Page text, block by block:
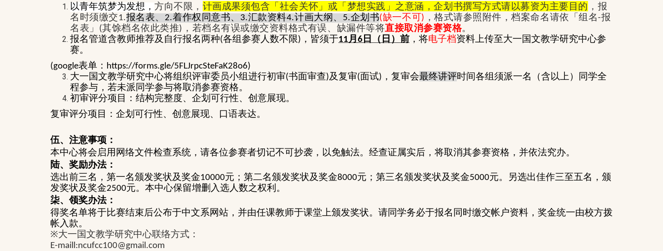
以青年筑梦为发想， 方向不限， 计画成果须包含「社会关怀」或「梦想实践」之意涵，企划书撰写方式请以募资为主要目的 ，报
名时须缴交1.报名表、2.着作权同意书、3.汇款资料4.计画大纲、5.企划书(缺一不可) ，格式请参照附件，档案命名请依「组名-报
名表」
(其馀档名依此类推) ，若档名有误或缴交资料格式有误、缺漏件等将直接取消参赛资格。
报名管道含教师推荐及自行报名两种(各组参赛人数不限) ，皆须于11 月 6 日（日）前 ，将电子档资料上传至大一国文教学研究中心参
赛。
(google表单： https://forms.gle/5FLJrpcSteFaK28o6)
大一国文教学研究中心将组织评审委员小组进行初审(书面审查)及复审(面试) ，复审会最终讲评时间各组须派一名（含以上）同学全
程参与，若未派同学参与将取消参赛资格。
初审评分项目：结构完整度、企划可行性、创意展现。
复审评分项目：企划可行性、创意展现、口语表达。
伍、注意事项：
本中心将会启用网络文件检查系统，请各位参赛者切记不可抄袭，以免触法。经查证属实后，将取消其参赛资格，并依法究办。
陆、奖励办法：
选出前三名，第一名颁发奖状及奖金10000元；第二名颁发奖状及奖金8000元；第三名颁发奖状及奖金5000元。另选出佳作三至五名，颁
发奖状及奖金2500元。本中心保留增删入选人数之权利。
柒、领奖办法：
得奖名单将于比赛结束后公布于中文系网站，并由任课教师于课堂上颁发奖状。请同学务必于报名同时缴交帐户资料，奖金统一由校方拨
帐入款。
※大一国文教学研究中心联络方式：
E-maill:ncufcc100@gmail.com